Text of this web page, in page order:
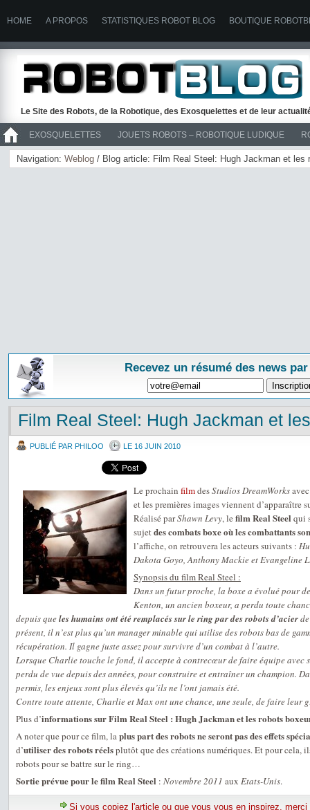
HOME A PROPOS STATISTIQUES ROBOT BLOG BOUTIQUE
Le Site des Robots, de la Robotique, des Exosquelettes et de leur
EXOSQUELETTES JOUETS ROBOTS – ROBOTIQUE LUDIQUE
>> ROBOTS
Navigation: Weblog / Blog article: Film Real Steel: Hugh Jackman et les
Recevez un résumé des news
Film Real Steel: Hugh Jackman et
PUBLIÉ PAR PHILOO LE 16 JUIN 2010
Le prochain filmdesStudios DreamWorks
et les premières images viennent d’apparaître
Réalisé parShawn Levy, le film Real Steel qui
sujetdes combats boxe où les combattants
l’affiche, on retrouvera les acteurs suivants :
Dakota Goyo, Anthony Mackie et Evangeline
Synopsis du film Real Steel :
Dans un futur proche, la boxe a évolué pour
Kenton, un ancien boxeur, a perdu toute
depuis queles humains ont été remplacés sur le ring par des robots d’acier
présent, il n’est plus qu’un manager minable qui utilise des robots bas de
récupération. Il gagne juste assez pour survivre d’un combat à l’autre.
Lorsque Charlie touche le fond, il accepte à contrecœur de faire équipe avec
perdu de vue depuis des années, pour construire et entraîner un champion.
permis, les enjeux sont plus élevés qu’ils ne l’ont jamais été.
Contre toute attente, Charlie et Max ont une chance, une seule, de faire
Plus d’informations sur Film Real Steel : Hugh Jackman et les robots
A noter que pour ce film, laplus part des robots ne seront pas des effets
d’utiliser des robots réelsplutôt que des créations numériques. Et pour cela,
robots pour se battre sur le ring…
Sortie prévue pour le film Real Steel : Novembre 2011 aux Etats-Unis.
Si vous copiez l'article ou que vous vous en inspirez,